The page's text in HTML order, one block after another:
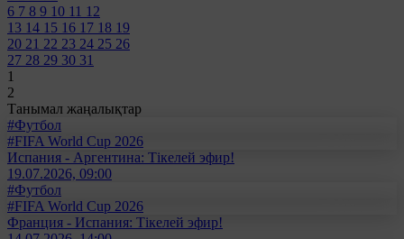
6 7 8 9 10 11 12
13 14 15 16 17 18 19
20 21 22 23 24 25 26
27 28 29 30 31
1
2
Танымал жаңалықтар
#Футбол
#FIFA World Cup 2026
Испания - Аргентина: Тікелей эфир!
19.07.2026, 09:00
#Футбол
#FIFA World Cup 2026
Франция - Испания: Тікелей эфир!